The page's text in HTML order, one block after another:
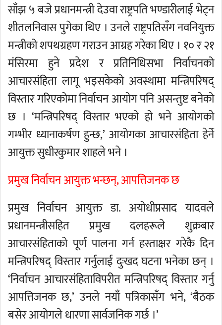
साँझ ५ बजे प्रधानमन्त्री देउवा राष्ट्रपति भण्डारीलाई भेट्न
शीतलनिवास पुगेका थिए । उनले राष्ट्रपतिसँग नवनियुक्त
मन्त्रीको शपथग्रहण गराउन आग्रह गरेका थिए । १० र २१
मंसिरमा हुने प्रदेश र प्रतिनिधिसभा निर्वाचनको
आचारसंहिता लागू भइसकेको अवस्थामा मन्त्रिपरिषद्
विस्तार गरिएकोमा निर्वाचन आयोग पनि असन्तुष्ट बनेको
छ । ‘मन्त्रिपरिषद् विस्तार भएको हो भने आयोगको
गम्भीर ध्यानाकर्षण हुन्छ,’ आयोगका आचारसंहिता हेर्ने
आयुक्त सुधीरकुमार शाहले भने ।
प्रमुख निर्वाचन आयुक्त भन्छन्, आपत्तिजनक छ
प्रमुख निर्वाचन आयुक्त डा. अयोधीप्रसाद यादवले
प्रधानमन्त्रीसहित प्रमुख दलहरूले शुक्रबार
आचारसंहिताको पूर्ण पालना गर्न हस्ताक्षर गरेकै दिन
मन्त्रिपरिषद् विस्तार गर्नुलाई दुःखद घटना भनेका छन् ।
‘निर्वाचन आचारसंहिताविपरीत मन्त्रिपरिषद् विस्तार गर्नु
आपत्तिजनक छ,’ उनले नयाँ पत्रिकासँग भने, ‘बैठक
बसेर आयोगले धारणा सार्वजनिक गर्छ ।’